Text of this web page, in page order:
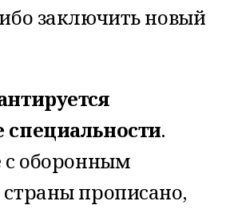
заключить новый
специальности.
с оборонным
прописано,